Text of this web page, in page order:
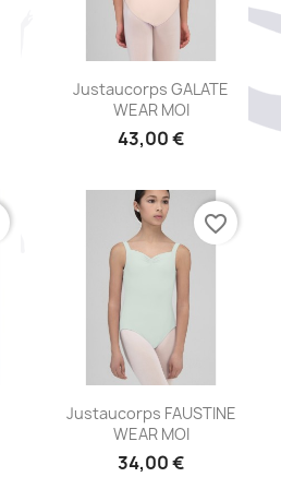
Aperçu rapide
+5
Justaucorps GALATE
WEAR MOI
43,00 €
Aperçu rapide
Justaucorps FAUSTINE
WEAR MOI
34,00 €
favorite_border